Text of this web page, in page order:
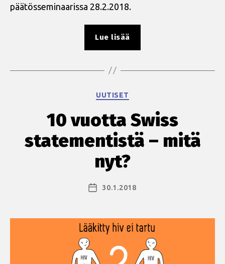
päätösseminaarissa 28.2.2018.
Lue lisää
noloja
vääntöä”
–
Ainutlaatuinen
Kategoriat
UUTISET
10 vuotta Swiss
statementistä – mitä
nyt?
Julkaisupäivämäärä
30.1.2018